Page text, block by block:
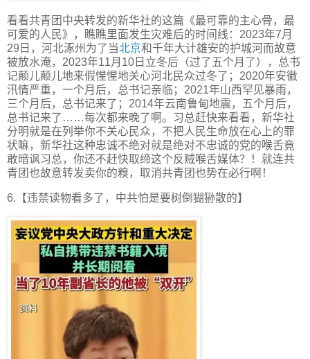
看看共青团中央转发的新华社的这篇《最可靠的主心骨，最
可爱的人民》，瞧瞧里面发生灾难后的时间线：2023年7月
29日，河北涿州为了当北京和千年大计雄安的护城河而故意
被放水淹，2023年11月10日立冬后（过了五个月了），总书
记颠儿颠儿地来假惺惺地关心河北民众过冬了；2020年安徽
汛情严重，一个月后，总书记亲临；2021年山西罕见暴雨，
三个月后，总书记来了；2014年云南鲁甸地震，五个月后，
总书记来了……每次都来晚了啊。习总赶快来看看，新华社
分明就是在列举你不关心民众，不把人民生命放在心上的罪
状嘛，新华社这种忠诚不绝对就是绝对不忠诚的党的喉舌竟
敢暗讽习总，你还不赶快取缔这个反贼喉舌媒体？！就连共
青团也故意转发卖你的糗，取消共青团也势在必行啊！
6.【违禁读物看多了，中共怕是要树倒猢狲散的】